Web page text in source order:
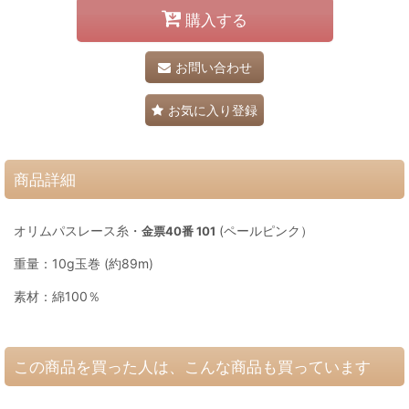
購入する
お問い合わせ
お気に入り登録
商品詳細
オリムパスレース糸・ 金票40番 101 (ペールピンク）
重量：10g玉巻 (約89m)
素材：綿100％
この商品を買った人は、こんな商品も買っています